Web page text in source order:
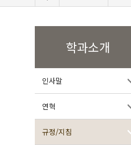
학과소개
인사말
연혁
규정/지침